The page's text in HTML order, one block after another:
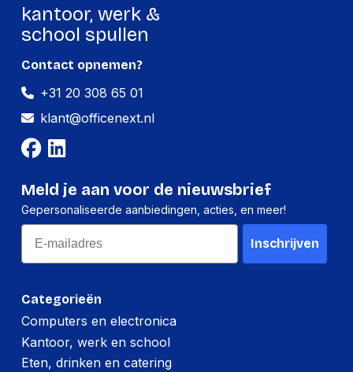
Per doos
Hoeveelheid:
Breedte:
Hoogte:
Lengte:
Gewicht:
2740 gram
kantoor, werk &
school spullen
Categorieën
Computers en electronica
Kantoor, werk en school
Eten, drinken en catering
Contact opnemen?
+31 20 308 65 01
klant@officenext.nl
Meld je aan voor de nieuwsbrief
Gepersonaliseerde aanbiedingen, acties, en meer!
Email
Inschrijven